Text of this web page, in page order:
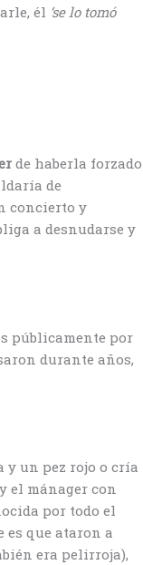
él ‘se lo tomó
de haberla forzado
de
concierto y
a desnudarse y
públicamente por
durante años,
un pez rojo o cría
el mánager con
por todo el
es que ataron a
era pelirroja),